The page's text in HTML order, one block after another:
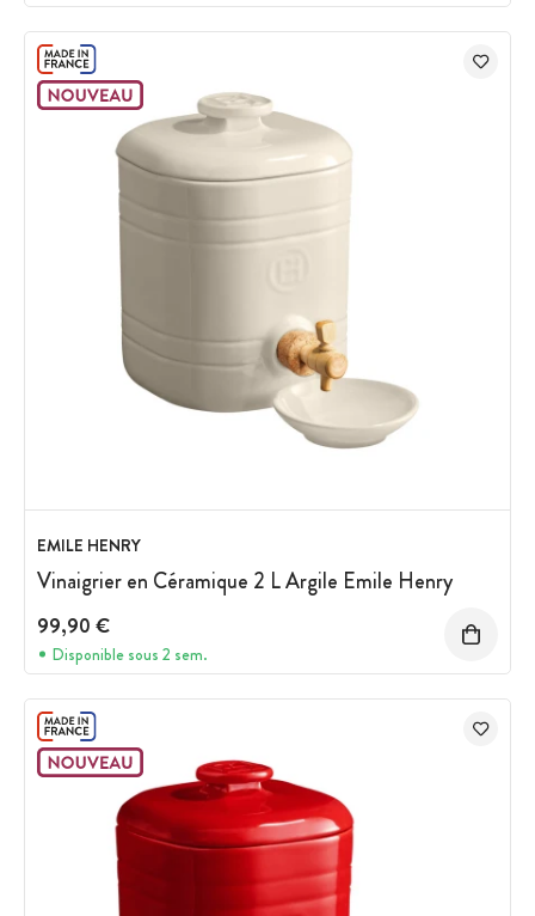
EMILE HENRY
Vinaigrier en Céramique 2 L Argile Emile Henry
99,90 €
Disponible sous 2 sem.